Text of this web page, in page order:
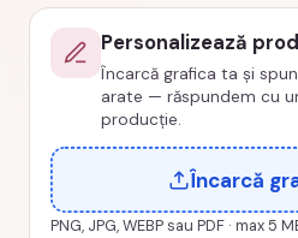
PRZ-
0014-
Aniversare
Personalizează
Încarcă grafica ta și
arate — răspundem cu
producție.
Încarcă
PNG, JPG, WEBP sau PDF · max 5